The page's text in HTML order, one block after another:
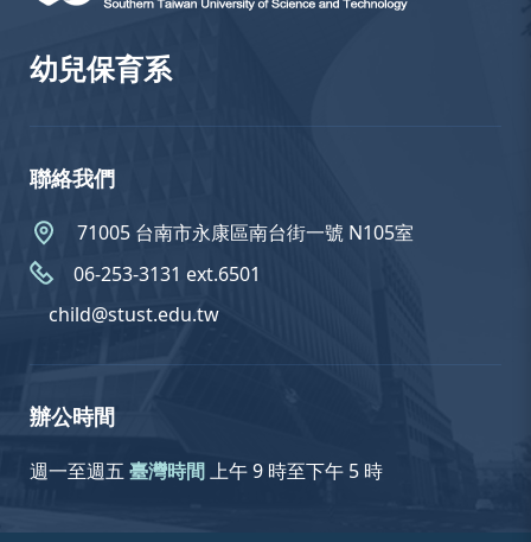
幼兒保育系
聯絡我們
71005 台南市永康區南台街一號 N105室
06-253-3131 ext.6501
child@stust.edu.tw
辦公時間
週一至週五 臺灣時間上午 9 時至下午 5 時